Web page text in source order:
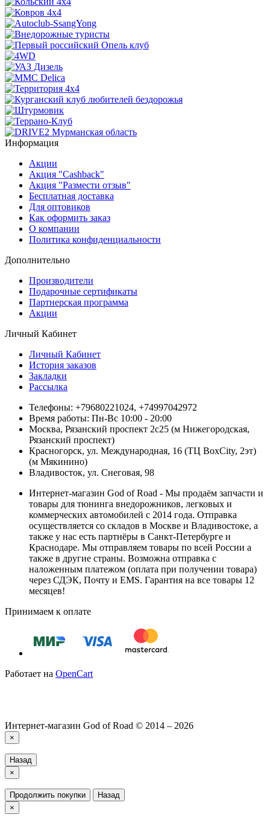
Информация
Акции
Акция "Cashback"
Акция "Размести отзыв"
Бесплатная доставка
Для оптовиков
Как оформить заказ
О компании
Политика конфиденциальности
Дополнительно
Производители
Подарочные сертификаты
Партнерская программа
Акции
Личный Кабинет
Личный Кабинет
История заказов
Закладки
Рассылка
Телефоны: +79680221024, +74997042972
Время работы: Пн-Вс 10:00 - 20:00
Москва, Рязанский проспект 2с25 (м Нижегородская,
Рязанский проспект)
Красногорск, ул. Международная, 16 (ТЦ BoxСity, 2эт)
(м Мякинино)
Владивосток, ул. Снеговая, 98
Интернет-магазин God of Road - Мы продаём запчасти и
товары для тюнинга внедорожников, легковых и
коммерческих автомобилей с 2014 года. Отправка
осуществляется со складов в Москве и Владивостоке, а
также у нас есть партнёры в Санкт-Петербурге и
Краснодаре. Мы отправляем товары по всей России а
также в другие страны. Возможна отправка с
наложенным платежом (оплата при получении товара)
через СДЭК, Почту и EMS. Гарантия на все товары 12
месяцев!
Принимаем к оплате
Работает на OpenCart
Интернет-магазин God of Road © 2014 – 2026
×
Назад
×
Продолжить покупки
Назад
×